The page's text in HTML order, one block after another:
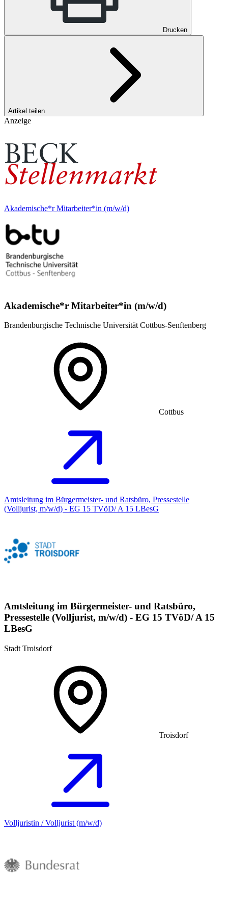
Drucken
Artikel teilen
Anzeige
Akademische*r Mitarbeiter*in (m/w/d)
Akademische*r Mitarbeiter*in (m/w/d)
Brandenburgische Technische Universität Cottbus-Senftenberg
Cottbus
Amtsleitung im Bürgermeister- und Ratsbüro, Pressestelle
(Volljurist, m/w/d) - EG 15 TVöD/ A 15 LBesG
Amtsleitung im Bürgermeister- und Ratsbüro,
Pressestelle (Volljurist, m/w/d) - EG 15 TVöD/ A 15
LBesG
Stadt Troisdorf
Troisdorf
Volljuristin / Volljurist (m/w/d)